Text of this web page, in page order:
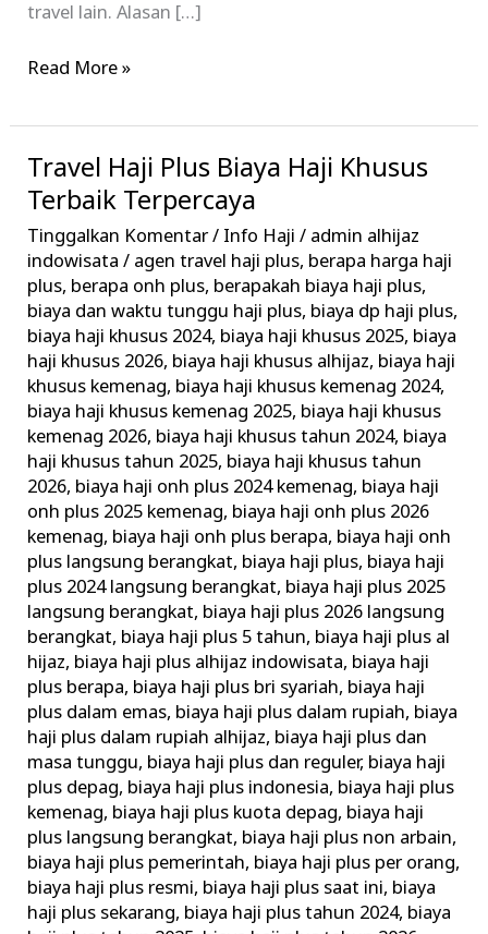
travel lain. Alasan […]
Read More »
Travel Haji Plus Biaya Haji Khusus
Terbaik Terpercaya
Tinggalkan Komentar/ Info Haji / admin alhijaz
indowisata/ agen travel haji plus, berapa harga haji
plus, berapa onh plus, berapakah biaya haji plus,
biaya dan waktu tunggu haji plus, biaya dp haji plus,
biaya haji khusus 2024, biaya haji khusus 2025, biaya
haji khusus 2026, biaya haji khusus alhijaz, biaya haji
khusus kemenag, biaya haji khusus kemenag 2024,
biaya haji khusus kemenag 2025, biaya haji khusus
kemenag 2026, biaya haji khusus tahun 2024, biaya
haji khusus tahun 2025, biaya haji khusus tahun
2026, biaya haji onh plus 2024 kemenag, biaya haji
onh plus 2025 kemenag, biaya haji onh plus 2026
kemenag, biaya haji onh plus berapa, biaya haji onh
plus langsung berangkat, biaya haji plus, biaya haji
plus 2024 langsung berangkat, biaya haji plus 2025
langsung berangkat, biaya haji plus 2026 langsung
berangkat, biaya haji plus 5 tahun, biaya haji plus al
hijaz, biaya haji plus alhijaz indowisata, biaya haji
plus berapa, biaya haji plus bri syariah, biaya haji
plus dalam emas, biaya haji plus dalam rupiah, biaya
haji plus dalam rupiah alhijaz, biaya haji plus dan
masa tunggu, biaya haji plus dan reguler, biaya haji
plus depag, biaya haji plus indonesia, biaya haji plus
kemenag, biaya haji plus kuota depag, biaya haji
plus langsung berangkat, biaya haji plus non arbain,
biaya haji plus pemerintah, biaya haji plus per orang,
biaya haji plus resmi, biaya haji plus saat ini, biaya
haji plus sekarang, biaya haji plus tahun 2024, biaya
Travel
Haji
Plus
Biaya
Haji
Khusus
Terbaik
Terpercaya